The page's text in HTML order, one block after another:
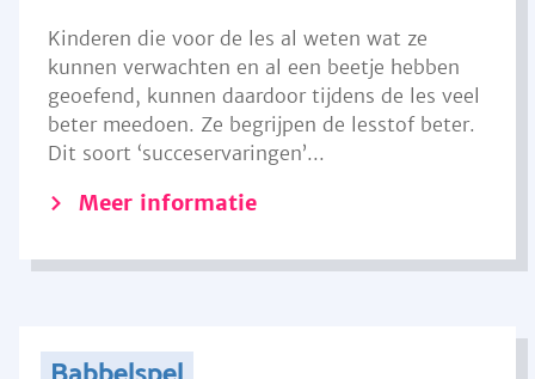
Kinderen die voor de les al weten wat ze
kunnen verwachten en al een beetje hebben
geoefend, kunnen daardoor tijdens de les veel
beter meedoen. Ze begrijpen de lesstof beter.
Dit soort ‘succeservaringen’...
Meer informatie